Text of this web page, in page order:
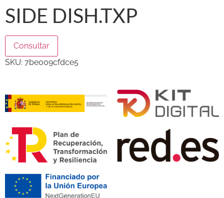
SIDE DISH.TXP
Consultar
SKU: 7be009cfdce5